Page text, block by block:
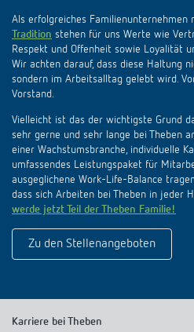
Zeit- und
Klimaregelung
Zubehör
KNX Smart Home
Präsenzmelder und
LED Beleuchtung
Klimaregelung
Apps
Referenzen
HEMS
Katalogbestellung
Seminare und
BIM-Portal
News
Messe
Kooperationen
Nachhaltigkeit
Engagement
Design
Karriere bei Theben
Kontakt
Technischer Support
Ansprechpartner
Vertrieb Deutschland
Vertrieb Weltweit
Ansprechpartner OEM
Produktfinder
Downloads
Smart Energy
LUXORliving
Als erfolgreiches Familienunternehmen
Tradition stehen für uns Werte wie
Respekt und Offenheit sowie Loyalität
Wir achten darauf, dass diese Haltung
sondern im Arbeitsalltag gelebt wird.
Vorstand.
Vielleicht ist das der wichtigste Grund
sehr gerne und sehr lange bei Theben
einer Wachstumsbranche, individuelle
umfassendes Leistungspaket für
ausgeglichene Work-Life-Balance
dass sich Arbeiten bei Theben in jeder
werde jetzt Teil der Theben Familie!
Zu den Stellenangeboten
Karriere bei Theben